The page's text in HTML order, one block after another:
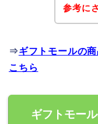
参考に
⇒ギフトモールの
こちら
ギフトモー